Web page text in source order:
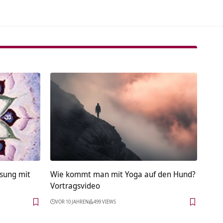
mit
Wie kommt man mit Yoga auf den Hund?
Vortragsvideo
VOR 10 JAHREN 499 VIEWS